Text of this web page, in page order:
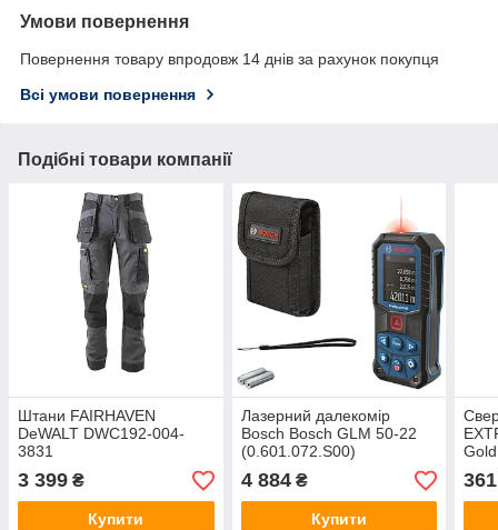
Умови повернення
Повернення товару впродовж 14 днів за рахунок покупця
Всі умови повернення
Подібні товари компанії
Штани FAIRHAVEN
DeWALT DWC192-004-
3831
3 399 ₴
Купити
Лазерний далекомір
Bosch Bosch GLM 50-22
(0.601.072.S00)
4 884₴
Купити
361